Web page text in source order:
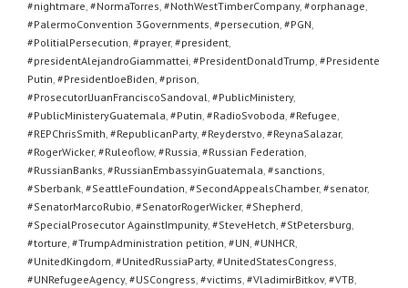
#nightmare, #NormaTorres, #NothWestTimberCompany, #orphanage,
#PalermoConvention 3Governments, #persecution, #PGN,
#PolitialPersecution, #prayer, #president,
#presidentAlejandroGiammattei, #PresidentDonaldTrump, #Presidente
Putin, #PresidentJoeBiden, #prison,
#ProsecutorlJuanFranciscoSandoval, #PublicMinistery,
#PublicMinisteryGuatemala, #Putin, #RadioSvoboda, #Refugee,
#REPChrisSmith, #RepublicanParty, #Reyderstvo, #ReynaSalazar,
#RogerWicker, #Ruleoflow, #Russia, #Russian Federation,
#RussianBanks, #RussianEmbassyinGuatemala, #sanctions,
#Sberbank, #SeattleFoundation, #SecondAppealsChamber, #senator,
#SenatorMarcoRubio, #SenatorRogerWicker, #Shepherd,
#SpecialProsecutor AgainstImpunity, #SteveHetch, #StPetersburg,
#torture, #TrumpAdministration petition, #UN, #UNHCR,
#UnitedKingdom, #UnitedRussiaParty, #UnitedStatesCongress,
#UNRefugeeAgency, #USCongress, #victims, #VladimirBitkov, #VTB,